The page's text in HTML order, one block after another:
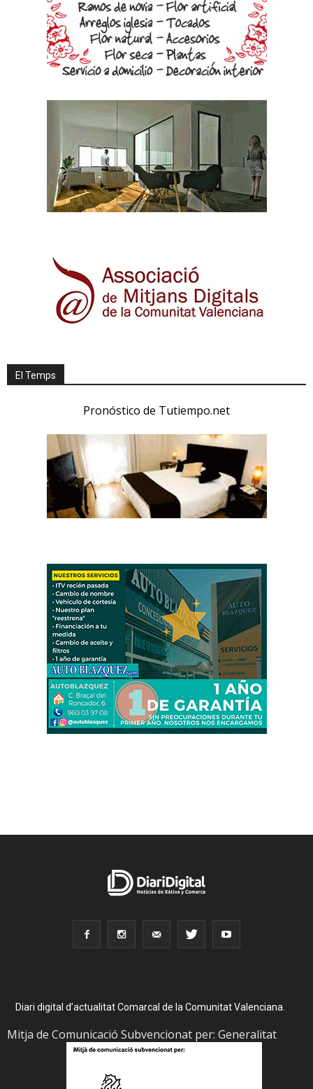
El Temps
Pronóstico de Tutiempo.net
Diari digital d’actualitat Comarcal de la Comunitat Valenciana.
Mitja de Comunicació Subvencionat per: Generalitat